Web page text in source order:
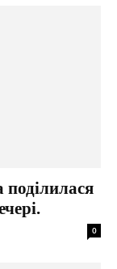
поділилася
0